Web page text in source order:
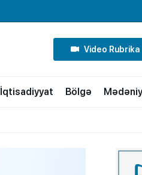
Video Rubrika
İqtisadiyyat Bölgə